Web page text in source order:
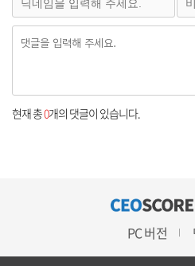
현재 총0개의 댓글이 있습니다.
PC 버전